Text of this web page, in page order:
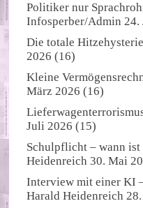
Politiker nur
Infosperber/Admin 24.
Die totale Hitzehysterie
2026 (16)
Kleine
März 2026 (16)
Juli 2026 (15)
Schulpflicht – wann ist
Heidenreich 30. Mai
Interview mit einer KI
Harald Heidenreich